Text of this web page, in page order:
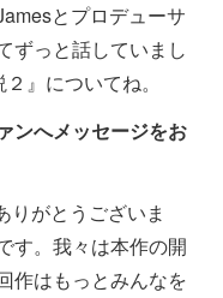
とプロデューサ
ずっと話していまし
』についてね。
へメッセージをお
りがとうございま
す。我々は本作の開
作はもっとみんなを